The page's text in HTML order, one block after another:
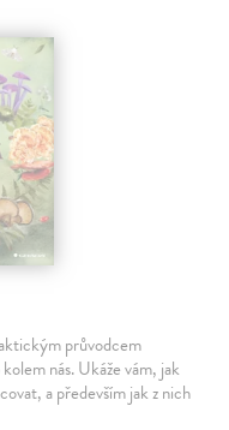
průvodcem
nás. Ukáže vám, jak
a především jak z nich